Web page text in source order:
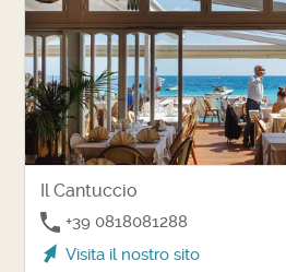
Il Cantuccio
+39 0818081288
Visita il nostro sito